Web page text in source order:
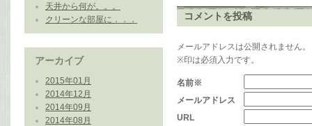
天井から何が。。。
クリーンな部屋に．．．
アーカイブ
2015年01月
2014年12月
2014年09月
2014年08月
コメントを投稿
メールアドレスは公開されません。
※印は必須入力です。
名前※
メールアドレス
URL